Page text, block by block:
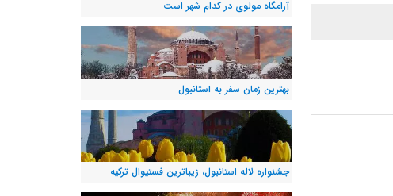
آرامگاه مولوی در کدام شهر است
بهترین زمان سفر به استانبول
جشنواره لاله استانبول، زیباترین فستیوال ترکیه